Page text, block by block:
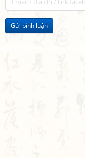
Gửi bình luận